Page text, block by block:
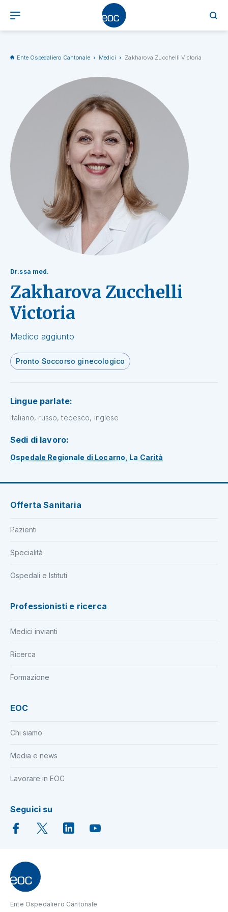
Ente Ospedaliero Cantonale Medici Zakharova Zucchelli Victoria
Dr.ssa med.
Zakharova Zucchelli
Victoria
Medico aggiunto
Pronto Soccorso ginecologico
Lingue parlate:
Italiano, russo, tedesco, inglese
Sedi di lavoro:
Ospedale Regionale di Locarno, La Carità
Offerta Sanitaria
Pazienti
Specialità
Ospedali e Istituti
Professionisti e ricerca
Medici invianti
Ricerca
Formazione
EOC
Chi siamo
Media e news
Lavorare in EOC
Seguici su
Ente Ospedaliero Cantonale